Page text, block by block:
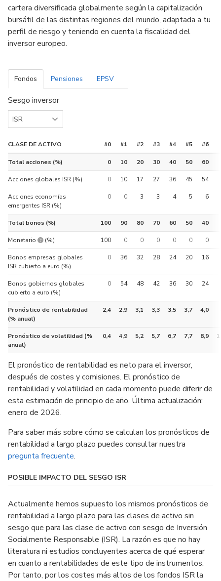
cartera diversificada globalmente según la capitalización
bursátil de las distintas regiones del mundo, adaptada a tu
perfil de riesgo y teniendo en cuenta la fiscalidad del
inversor europeo.
Fondos Pensiones EPSV
Sesgo inversor
CLASE DE ACTIVO #0 #1 #2 #3 #4 #5 #6
Total acciones (%) 0 10 20 30 40 50 60
Acciones globales ISR (%) 0 10 17 27 36 45 54
Acciones economías
emergentes ISR (%)
0 0 3 3 4 5 6
Total bonos (%) 100 90 80 70 60 50 40
Monetario En las carteras con perfil 1 a 10, es posible añadir un fondo
(%) 100 0 0 0 0 0 0
Bonos empresas globales
ISR cubierto a euro (%)
0 36 32 28 24 20 16
Bonos gobiernos globales
cubierto a euro (%)
0 54 48 42 36 30 24
Pronóstico de rentabilidad
(% anual)
2,4 2,9 3,1 3,3 3,5 3,7 4,0
Pronóstico de volatilidad (%
anual)
0,4 4,9 5,2 5,7 6,7 7,7 8,9
El pronóstico de rentabilidad es neto para el inversor,
después de costes y comisiones. El pronóstico de
rentabilidad y volatilidad en cada momento puede diferir de
esta estimación de principio de año. Última actualización:
enero de 2026.
Para saber más sobre cómo se calculan los pronósticos de
rentabilidad a largo plazo puedes consultar nuestra
pregunta frecuente.
POSIBLE IMPACTO DEL SESGO ISR
Actualmente hemos supuesto los mismos pronósticos de
rentabilidad a largo plazo para las clases de activo sin
sesgo que para las clase de activo con sesgo de Inversión
Socialmente Responsable (ISR). La razón es que no hay
literatura ni estudios concluyentes acerca de qué esperar
en cuanto a rentabilidades de este tipo de instrumentos.
Por tanto, por los costes más altos de los fondos ISR la